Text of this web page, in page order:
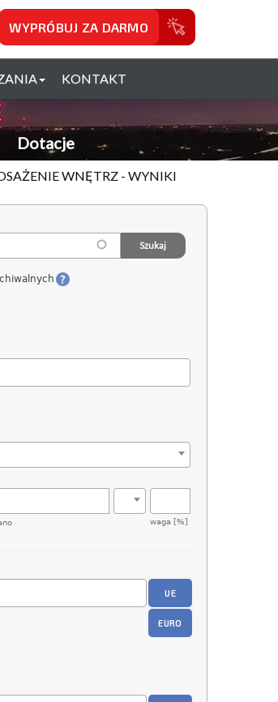
WYPRÓBUJ ZA DARMO
KONTAKT
Dotacje
WNĘTRZ - WYNIKI
waga [%]
UE
EURO